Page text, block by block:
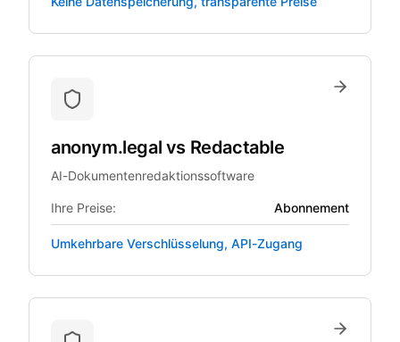
anonym.legal vs Redactable
AI-Dokumentenredaktionssoftware
Ihre Preise: Abonnement
Umkehrbare Verschlüsselung, API-Zugang